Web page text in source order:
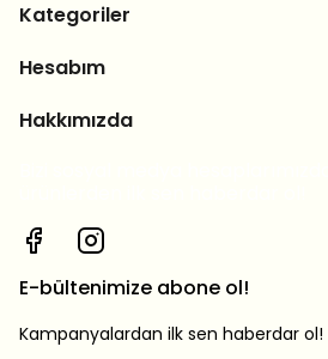
Kategoriler
Hesabım
Hakkımızda
E-bültenimize abone ol!
Kampanyalardan ilk sen haberdar ol!